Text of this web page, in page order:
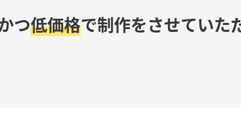
つ低価格で制作をさせていた